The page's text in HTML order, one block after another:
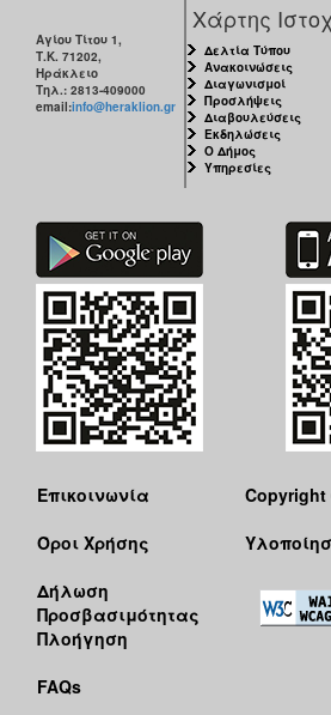
Αγίου Τίτου 1,
Τ.Κ. 71202,
Ηράκλειο
Τηλ.: 2813-409000
email:info@heraklion.gr
Χάρτης
Δελτία Τύπου
Ανακοινώσεις
Διαγωνισμοί
Προσλήψεις
Διαβουλεύσεις
Εκδηλώσεις
Ο Δήμος
Υπηρεσίες
Επικοινωνία
Όροι Χρήσης
Δήλωση
Προσβασιμότητας
Πλοήγηση
FAQs
Copyright